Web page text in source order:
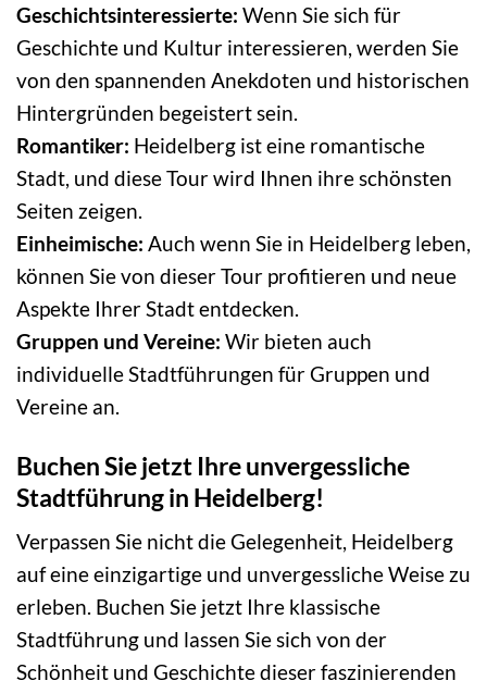
Geschichtsinteressierte: Wenn Sie sich für
Geschichte und Kultur interessieren, werden Sie
von den spannenden Anekdoten und historischen
Hintergründen begeistert sein.
Romantiker: Heidelberg ist eine romantische
Stadt, und diese Tour wird Ihnen ihre schönsten
Seiten zeigen.
Einheimische: Auch wenn Sie in Heidelberg leben,
können Sie von dieser Tour profitieren und neue
Aspekte Ihrer Stadt entdecken.
Gruppen und Vereine: Wir bieten auch
individuelle Stadtführungen für Gruppen und
Vereine an.
Buchen Sie jetzt Ihre unvergessliche
Stadtführung in Heidelberg!
Verpassen Sie nicht die Gelegenheit, Heidelberg
auf eine einzigartige und unvergessliche Weise zu
erleben. Buchen Sie jetzt Ihre klassische
Stadtführung und lassen Sie sich von der
Schönheit und Geschichte dieser faszinierenden